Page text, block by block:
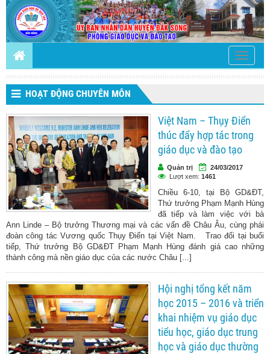
Toggle
HOẠT ĐỘNG CHUYÊN MÔN
Việt Nam – Thụy Điển
thúc đẩy hợp tác trong
giáo dục và đào tạo
Quản trị
24/03/2017
Lượt xem: 1461
Chiều 6-10, tại Bộ GD&ĐT,
Thứ trưởng Phạm Mạnh Hùng
đã tiếp và làm việc với bà
Ann Linde – Bộ trưởng Thương mại và các vấn đề Châu Âu, cùng phái
đoàn công tác Vương quốc Thụy Điển tại Việt Nam. Trao đổi tại buổi
tiếp, Thứ trưởng Bộ GD&ĐT Phạm Mạnh Hùng đánh giá cao những
thành công mà nền giáo dục của các nước Châu [...]
Hội nghị tổng kết năm
học 2015 – 2016 và triển
khai nhiệm vụ giáo dục
tiểu học, giáo dục trung
học và giáo dục thường